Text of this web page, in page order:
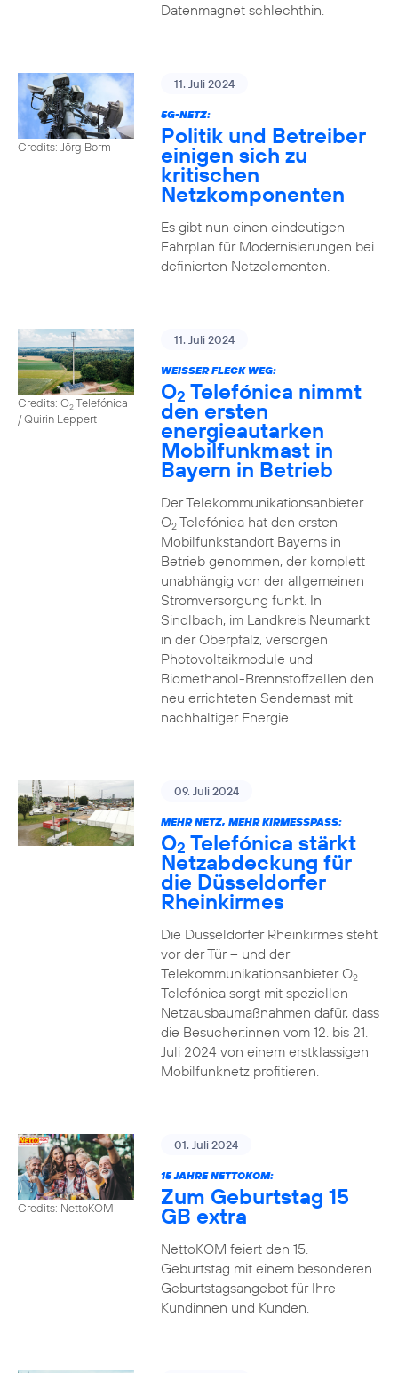
Datenmagnet schlechthin.
Credits: Jörg Borm
11. Juli 2024
5G-NETZ:
Politik und Betreiber
einigen sich zu
kritischen
Netzkomponenten
Es gibt nun einen eindeutigen
Fahrplan für Modernisierungen bei
definierten Netzelementen.
Credits: O2Telefónica
/ Quirin Leppert
11. Juli 2024
WEISSER FLECK WEG:
O2 Telefónica nimmt
den ersten
energieautarken
Mobilfunkmast in
Bayern in Betrieb
Der Telekommunikationsanbieter
O2Telefónica hat den ersten
Mobilfunkstandort Bayerns in
Betrieb genommen, der komplett
unabhängig von der allgemeinen
Stromversorgung funkt. In
Sindlbach, im Landkreis Neumarkt
in der Oberpfalz, versorgen
Photovoltaikmodule und
Biomethanol-Brennstoffzellen den
neu errichteten Sendemast mit
nachhaltiger Energie.
09. Juli 2024
MEHR NETZ, MEHR KIRMESSPASS:
O2 Telefónica stärkt
Netzabdeckung für
die Düsseldorfer
Rheinkirmes
Die Düsseldorfer Rheinkirmes steht
vor der Tür – und der
Telekommunikationsanbieter O2
Telefónica sorgt mit speziellen
Netzausbaumaßnahmen dafür, dass
die Besucher:innen vom 12. bis 21.
Juli 2024 von einem erstklassigen
Mobilfunknetz profitieren.
Credits: NettoKOM
01. Juli 2024
15 JAHRE NETTOKOM:
Zum Geburtstag 15
GB extra
NettoKOM feiert den 15.
Geburtstag mit einem besonderen
Geburtstagsangebot für Ihre
Kundinnen und Kunden.